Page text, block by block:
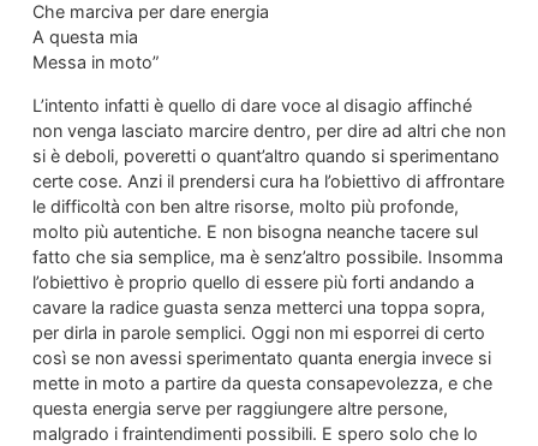
Che marciva per dare energia
A questa mia
Messa in moto”
L’intento infatti è quello di dare voce al disagio affinché
non venga lasciato marcire dentro, per dire ad altri che non
si è deboli, poveretti o quant’altro quando si sperimentano
certe cose. Anzi il prendersi cura ha l’obiettivo di affrontare
le difficoltà con ben altre risorse, molto più profonde,
molto più autentiche. E non bisogna neanche tacere sul
fatto che sia semplice, ma è senz’altro possibile. Insomma
l’obiettivo è proprio quello di essere più forti andando a
cavare la radice guasta senza metterci una toppa sopra,
per dirla in parole semplici. Oggi non mi esporrei di certo
così se non avessi sperimentato quanta energia invece si
mette in moto a partire da questa consapevolezza, e che
questa energia serve per raggiungere altre persone,
malgrado i fraintendimenti possibili. E spero solo che lo